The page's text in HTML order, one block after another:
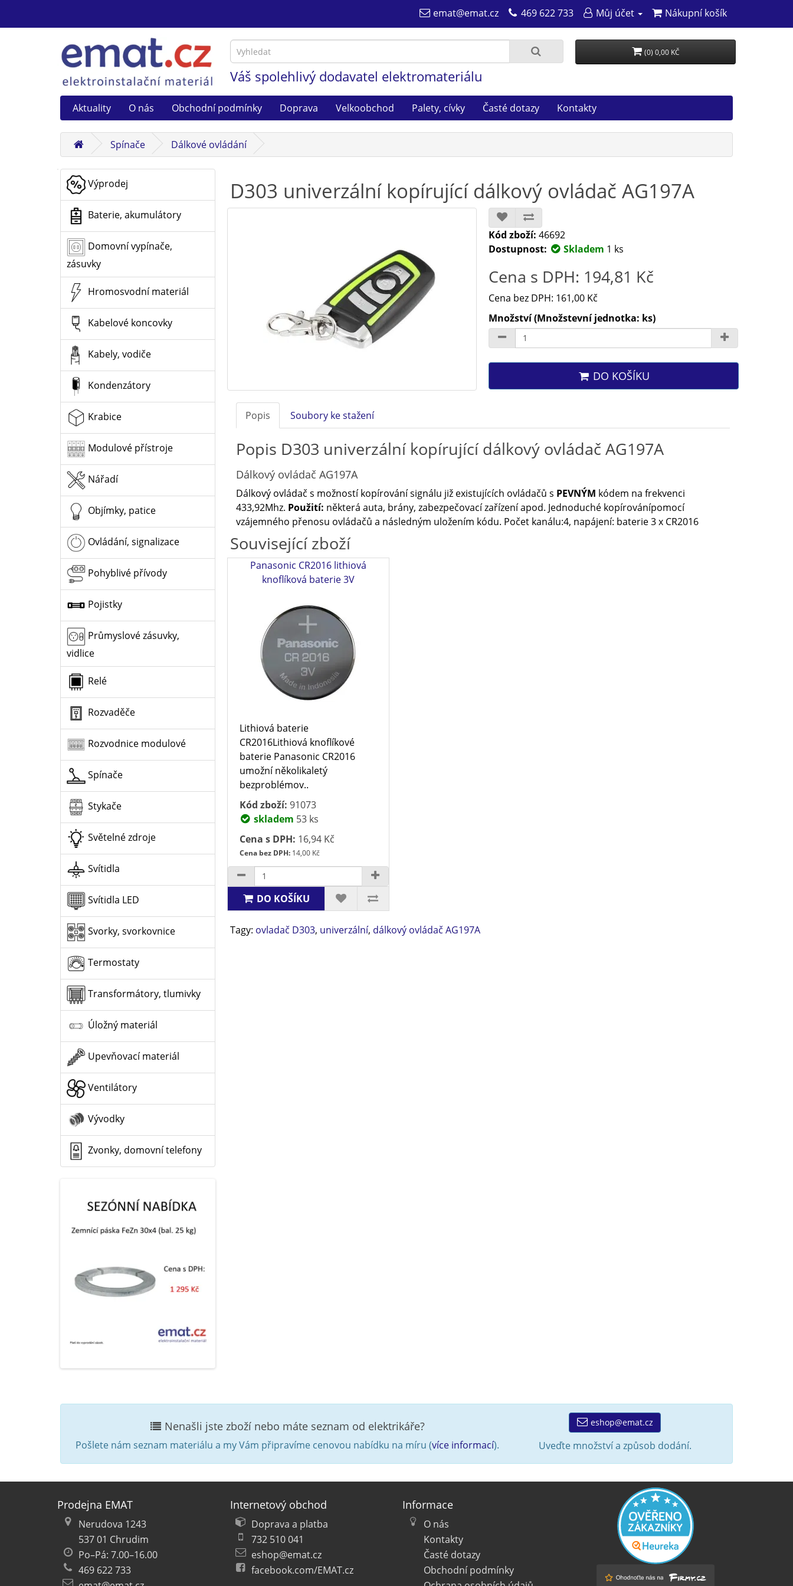
emat@emat.cz 469 622 733 Můj účet Nákupní košík
Váš spolehlivý dodavatel elektromateriálu
(0) 0,00 KČ
Aktuality O nás Obchodní podmínky Doprava Velkoobchod Palety, cívky Časté dotazy Kontakty
Spínače Dálkové ovládání
Výprodej
Baterie, akumulátory
Domovní vypínače,
zásuvky
Hromosvodní materiál
Kabelové koncovky
Kabely, vodiče
Kondenzátory
Krabice
Modulové přístroje
Nářadí
Objímky, patice
Ovládání, signalizace
Pohyblivé přívody
Pojistky
Průmyslové zásuvky,
vidlice
Relé
Rozvaděče
Rozvodnice modulové
Spínače
Stykače
Světelné zdroje
Svítidla
Svítidla LED
Svorky, svorkovnice
Termostaty
Transformátory, tlumivky
Úložný materiál
Upevňovací materiál
Ventilátory
Vývodky
Zvonky, domovní telefony
D303 univerzální kopírující dálkový ovládač AG197A
Kód zboží: 46692
Dostupnost:
Skladem 1 ks
Cena s DPH: 194,81 Kč
Cena bez DPH: 161,00 Kč
Množství (Množstevní jednotka: ks)
DO KOŠÍKU
Popis Soubory ke stažení
Popis D303 univerzální kopírující dálkový ovládač AG197A
Dálkový ovládač AG197A
Dálkový ovládač s možností kopírování signálu již existujících ovládačů s PEVNÝM kódem na frekvenci
433,92Mhz. Použití: některá auta, brány, zabezpečovací zařízení apod. Jednoduché kopírovánípomocí
vzájemného přenosu ovládačů a následným uložením kódu. Počet kanálu:4, napájení: baterie 3 x CR2016
Související zboží
Panasonic CR2016 lithiová
knoflíková baterie 3V
Lithiová baterie
CR2016Lithiová knoflíkové
baterie Panasonic CR2016
umožní několikaletý
bezproblémov..
Kód zboží: 91073
skladem 53 ks
Cena s DPH: 16,94 Kč
Cena bez DPH:14,00 Kč
DO KOŠÍKU
Tagy: ovladač D303, univerzální, dálkový ovládač AG197A
Nenašli jste zboží nebo máte seznam od elektrikáře?
Pošlete nám seznam materiálu a my Vám připravíme cenovou nabídku na míru (více informací).
eshop@emat.cz
Uveďte množství a způsob dodání.
Prodejna EMAT
Nerudova 1243
537 01 Chrudim
Po–Pá: 7.00–16.00
469 622 733
Internetový obchod
Doprava a platba
732 510 041
eshop@emat.cz
facebook.com/EMAT.cz
Informace
O nás
Kontakty
Časté dotazy
Obchodní podmínky